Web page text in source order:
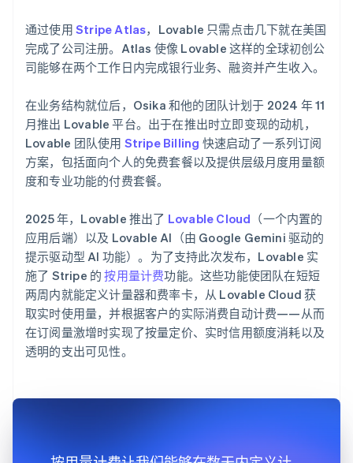
通过使用 Stripe Atlas，Lovable 只需点击几下就在美国
完成了公司注册。Atlas 使像 Lovable 这样的全球初创公
司能够在两个工作日内完成银行业务、融资并产生收入。
在业务结构就位后，Osika 和他的团队计划于 2024 年 11
月推出 Lovable 平台。出于在推出时立即变现的动机，
Lovable 团队使用 Stripe Billing 快速启动了一系列订阅
方案，包括面向个人的免费套餐以及提供层级月度用量额
度和专业功能的付费套餐。
2025 年，Lovable 推出了 Lovable Cloud （一个内置的
应用后端）以及 Lovable AI（由 Google Gemini 驱动的
提示驱动型 AI 功能）。为了支持此次发布，Lovable 实
施了 Stripe 的按用量计费功能。这些功能使团队在短短
两周内就能定义计量器和费率卡，从 Lovable Cloud 获
取实时使用量，并根据客户的实际消费自动计费——从而
在订阅量激增时实现了按量定价、实时信用额度消耗以及
透明的支出可见性。